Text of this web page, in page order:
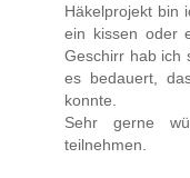
Häkelprojekt bin
ein kissen oder
Geschirr hab ich
es bedauert,
konnte.
Sehr gerne
teilnehmen.